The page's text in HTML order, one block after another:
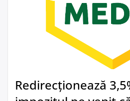
Redirecționează